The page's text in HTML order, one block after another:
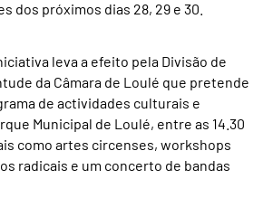
dos próximos dias 28, 29 e 30.
leva a efeito pela Divisão de
da Câmara de Loulé que pretende
de actividades culturais e
Municipal de Loulé, entre as 14.30
como artes circenses, workshops
radicais e um concerto de bandas